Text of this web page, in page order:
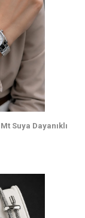
Suya Dayanıklı
+ Bileklik